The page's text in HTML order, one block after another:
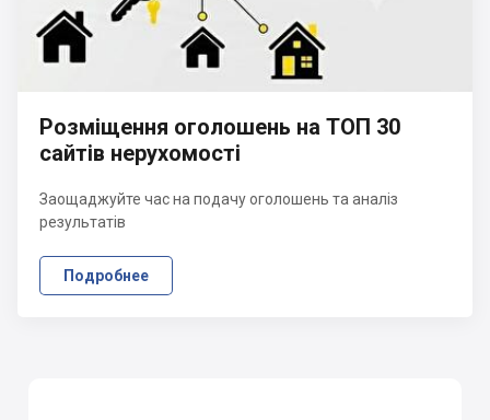
Розміщення оголошень на ТОП 30
сайтів нерухомості
Заощаджуйте час на подачу оголошень та аналіз
результатів
Подробнее